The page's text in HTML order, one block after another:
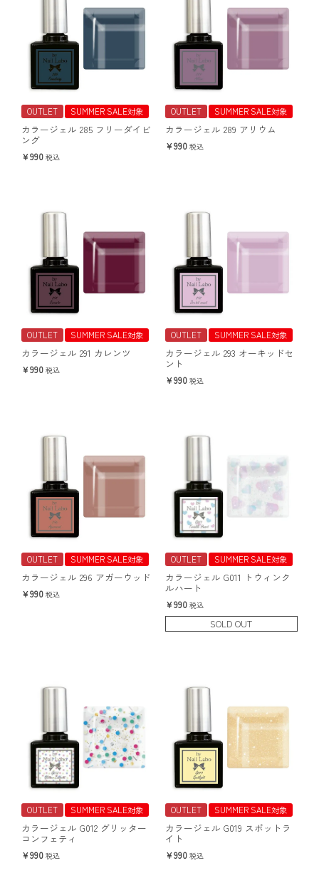
OUTLET SUMMER SALE対象
カラージェル 285 フリーダイビ
ング
990 税込
OUTLET SUMMER SALE対象
カラージェル 289 アリウム
990 税込
OUTLET SUMMER SALE対象
カラージェル 291 カレンツ
990 税込
OUTLET SUMMER SALE対象
カラージェル 293 オーキッドセ
ント
990 税込
OUTLET SUMMER SALE対象
カラージェル 296 アガーウッド
990 税込
OUTLET SUMMER SALE対象
カラージェル G011 トウィンク
ルハート
990 税込
SOLD OUT
OUTLET SUMMER SALE対象
カラージェル G012 グリッター
コンフェティ
990 税込
OUTLET SUMMER SALE対象
カラージェル G019 スポットラ
イト
990 税込